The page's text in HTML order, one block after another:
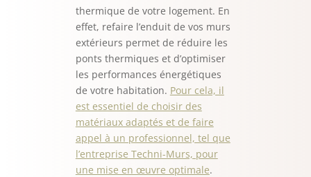
thermique de votre logement. En
effet, refaire l’enduit de vos murs
extérieurs permet de réduire les
ponts thermiques et d’optimiser
les performances énergétiques
de votre habitation. Pour cela, il
est essentiel de choisir des
matériaux adaptés et de faire
appel à un professionnel, tel que
l’entreprise Techni-Murs, pour
une mise en œuvre optimale.